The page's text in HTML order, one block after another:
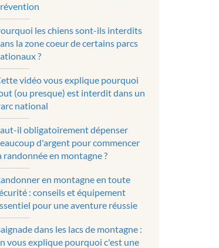
les chiens sont-ils interdits
la zone coeur de certains parcs
?
vidéo vous explique pourquoi
(ou presque) est interdit dans un
national
il obligatoirement dépenser
d'argent pour commencer
randonnée en montagne ?
en montagne en toute
: conseils et équipement
pour une aventure réussie
dans les lacs de montagne :
vous explique pourquoi c'est une